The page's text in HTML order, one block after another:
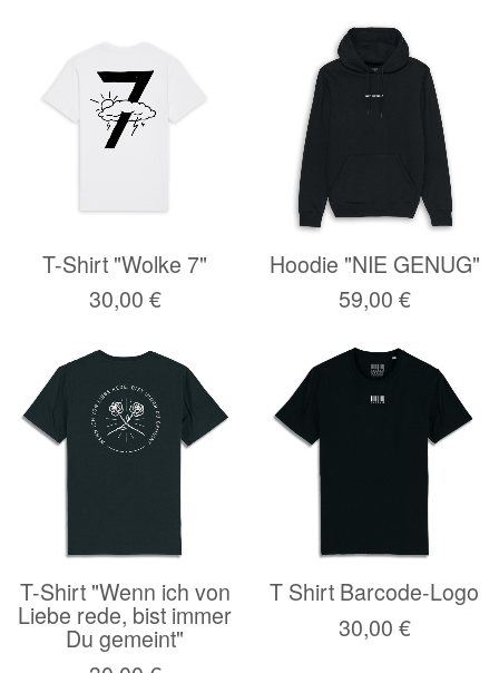
T-Shirt "Wolke 7"
30,00 €
Hoodie "NIE GENUG"
59,00 €
T-Shirt "Wenn ich von
Liebe rede, bist immer
Du gemeint"
T Shirt Barcode-Logo
30,00 €